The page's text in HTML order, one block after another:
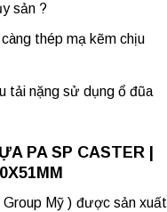
sản ?
thép mạ kẽm chịu
tải nặng sử dụng ổ đũa
PA SP CASTER |
Group Mỹ ) được sản xuất